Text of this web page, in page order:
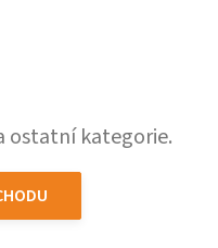
ostatní kategorie.